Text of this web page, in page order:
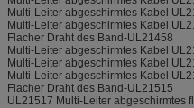
Multi-Leiter abgeschirmtes Kabel
Multi-Leiter abgeschirmtes Kabel
Flacher Draht des Band-UL21458
Multi-Leiter abgeschirmtes Kabel
Multi-Leiter abgeschirmtes Kabel
Multi-Leiter abgeschirmtes Kabel
Flacher Draht des Band-UL21515
UL21517 Multi-Leiter abgeschirmtes